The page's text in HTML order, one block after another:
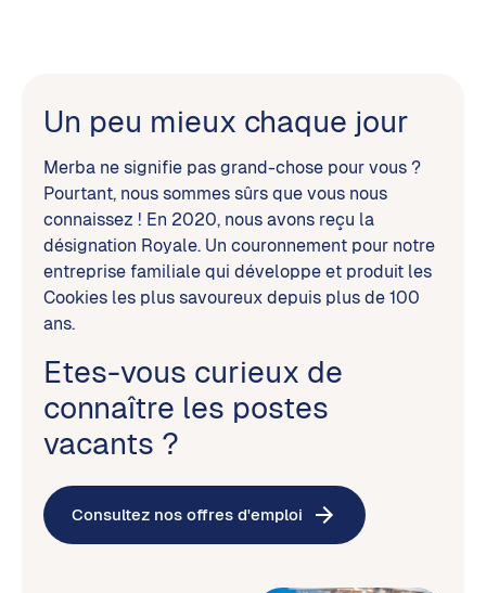
Un peu mieux chaque jour
Merba ne signifie pas grand-chose pour vous ?
Pourtant, nous sommes sûrs que vous nous
connaissez ! En 2020, nous avons reçu la
désignation Royale. Un couronnement pour notre
entreprise familiale qui développe et produit les
Cookies les plus savoureux depuis plus de 100
ans.
Etes-vous curieux de
connaître les postes
vacants ?
Consultez nos offres d'emploi